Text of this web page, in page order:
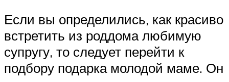
Если вы определились, как красиво
встретить из роддома любимую
супругу, то следует перейти к
подбору подарка молодой маме. Он